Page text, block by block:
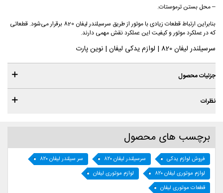
– محل بستن ترموستات.
بنابراین ارتباط قطعات زیادی با موتور از طریق سرسیلندر لیفان 820 برقرار می‌شود. قطعاتی
که در عملکرد موتور و کیفیت این عملکرد نقش مهمی دارند.
سرسیلندر لیفان 820 | لوازم یدکی لیفان | نوین پارت
جزئیات محصول
نظرات
برچسب های محصول
فروش لوازم یدکی سرسیلندر لیفان ۸۲۰
سر سیلندر لیفان ۸۲۰
لوازم موتوری لیفان ۸۲۰
لوازم موتوری لیفان
قطعات موتوری لیفان